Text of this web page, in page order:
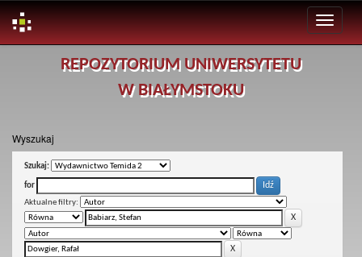
REPOZYTORIUM UNIWERSYTETU
W BIAŁYMSTOKU
Wyszukaj
Szukaj:
for
Aktualne filtry: